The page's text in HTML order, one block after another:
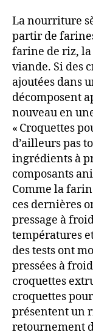
La nourriture
partir de
farine de riz, la
viande. Si des
ajoutées dans
décomposent
nouveau en
« Croquettes
d’ailleurs pas
ingrédients à
composants
Comme la
ces dernières
pressage à
températures
des tests ont
pressées à
croquettes
croquettes
présentent un
retournement